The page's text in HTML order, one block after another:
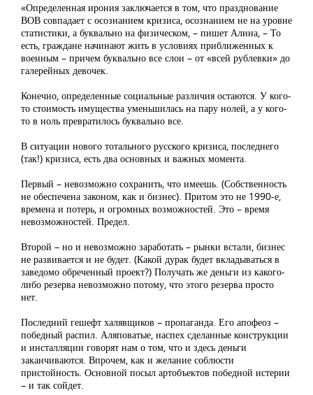
«Определенная ирония заключается в том, что празднование
ВОВ совпадает с осознанием кризиса, осознанием не на уровне
статистики, а буквально на физическом, – пишет Алина, – То
есть, граждане начинают жить в условиях приближенных к
военным – причем буквально все слои – от «всей рублевки» до
галерейных девочек.
Конечно, определенные социальные различия остаются. У кого-
то стоимость имущества уменьшилась на пару нолей, а у кого-
то в ноль превратилось буквально все.
В ситуации нового тотального русского кризиса, последнего
(так!) кризиса, есть два основных и важных момента.
Первый – невозможно сохранить, что имеешь. (Собственность
не обеспечена законом, как и бизнес). Притом это не 1990-е,
времена и потерь, и огромных возможностей. Это – время
невозможностей. Предел.
Второй – но и невозможно заработать – рынки встали, бизнес
не развивается и не будет. (Какой дурак будет вкладываться в
заведомо обреченный проект?) Получать же деньги из какого-
либо резерва невозможно потому, что этого резерва просто
нет.
Последний гешефт халявщиков – пропаганда. Его апофеоз –
победный распил. Аляповатые, наспех сделанные конструкции
и инсталляции говорят нам о том, что и здесь деньги
заканчиваются. Впрочем, как и желание соблюсти
пристойность. Основной посыл артобъектов победной истерии
– и так сойдет.